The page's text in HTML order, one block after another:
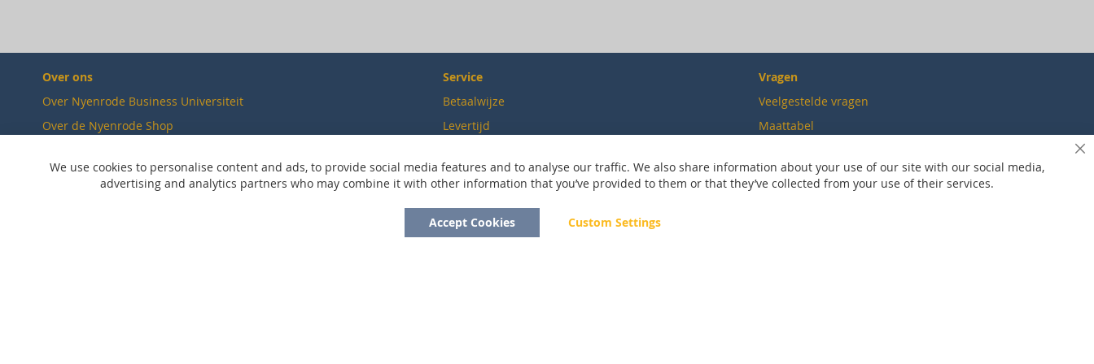
Over ons
Over Nyenrode Business Universiteit
Over de Nyenrode Shop
Verkooppunten
Service
Betaalwijze
Levertijd
Ruilen & retourneren
Vragen
Veelgestelde vragen
Maattabel
Contact
We use cookies to personalise content and ads, to provide social media features and to analyse our traffic. We also share information about your use of our site with our social media,
advertising and analytics partners who may combine it with other information that you’ve provided to them or that they’ve collected from your use of their services.
Accept Cookies Custom Settings